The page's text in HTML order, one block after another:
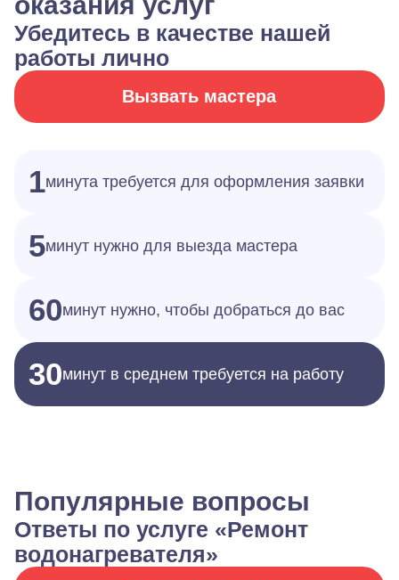
Убедитесь в качестве нашей
работы лично
Вызвать мастера
1минута требуется для оформления заявки
5минут нужно для выезда мастера
60минут нужно, чтобы добраться до вас
30минут в среднем требуется на работу
Популярные вопросы
Ответы по услуге «Ремонт
водонагревателя»